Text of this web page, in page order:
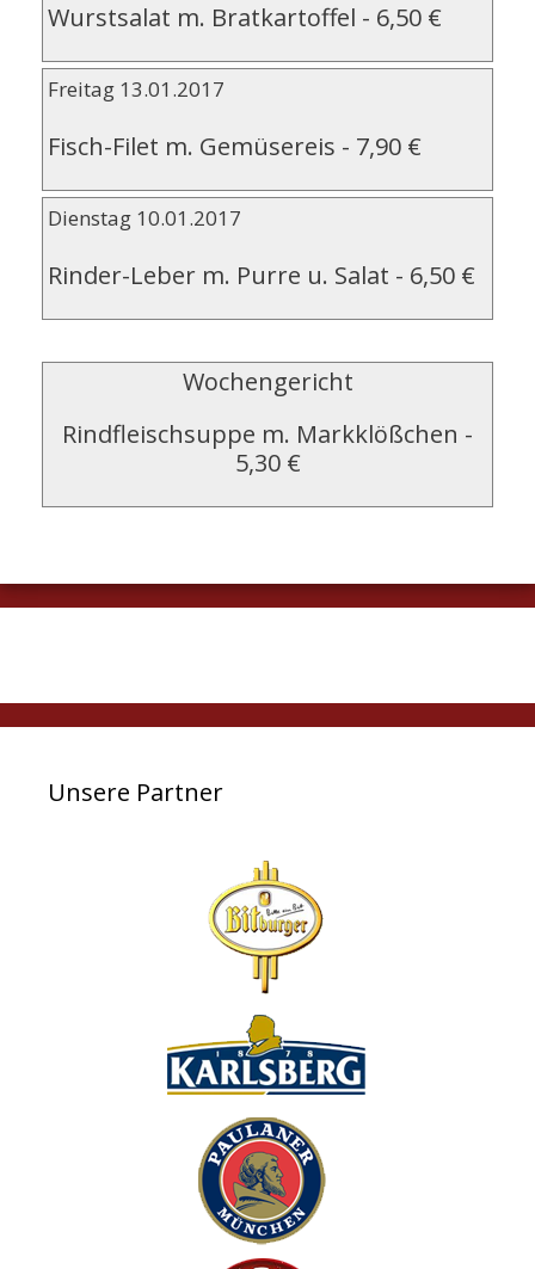
Wurstsalat m. Bratkartoffel - 6,50 €
Freitag 13.01.2017
Fisch-Filet m. Gemüsereis - 7,90 €
Dienstag 10.01.2017
Rinder-Leber m. Purre u. Salat - 6,50 €
Wochengericht
Rindfleischsuppe m. Markklößchen -
5,30 €
Unsere Partner